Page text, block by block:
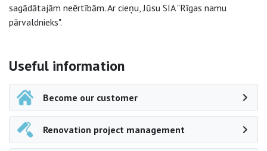
sagādātajām neērtībām. Ar cieņu, Jūsu SIA "Rīgas namu
pārvaldnieks".
Side navigation
Useful information
Become our customer
Renovation project management